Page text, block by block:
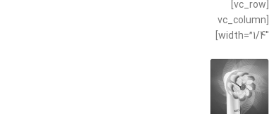
[vc_row]
[vc_column
width=”1/4″]